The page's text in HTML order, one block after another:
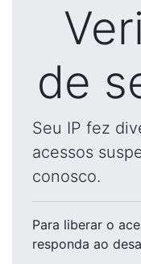
de
Seu IP fez
acessos
conosco.
Para liberar o
responda ao